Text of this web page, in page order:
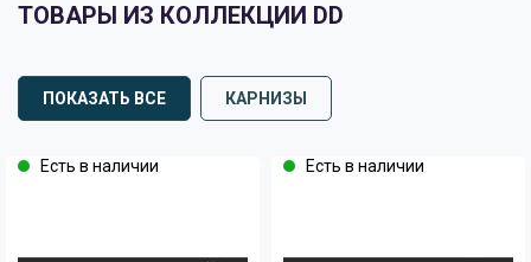
ТОВАРЫ ИЗ КОЛЛЕКЦИИ DD
ПОКАЗАТЬ ВСЕ КАРНИЗЫ
Есть в наличии Есть в наличии